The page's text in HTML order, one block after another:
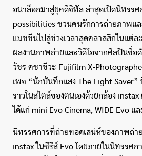
อนาล็อกมาสู่ยุคดิจิทัล ล่าสุดเปิดนิทรรศ
possibilities ชวนคนรักการถ่ายภาพแ
แมชชีนไปสู่ช่วงเวลาสุดคลาสสิกในแต่
ผลงานภาพถ่ายและวิดีโอจากศิลปินชื่
วัชร คชาชีวะ Fujifilm X-
เพจ “นักบันทึกแสง The Light Saver”
ราวในสไตล์ของตนเองด้วยกล้อง
ได้แก่ mini Evo Cinema, WIDE Evo แ
นิทรรศการที่ถ่ายทอดเสน่ห์ของภาพถ่า
instax ในซีรีส์ Evo โดยภายในนิทรรศก